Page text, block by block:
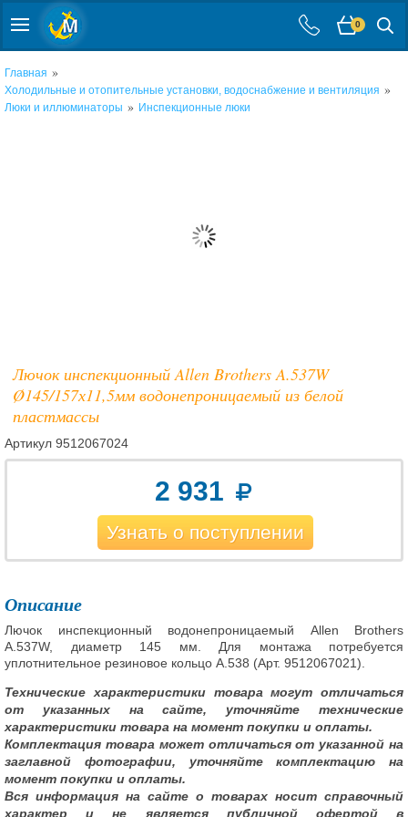
0
Главная »
Холодильные и отопительные установки, водоснабжение и вентиляция »
Люки и иллюминаторы » Инспекционные люки
Лючок инспекционный Allen Brothers A.537W
Ø145/157х11,5мм водонепроницаемый из белой
пластмассы
Артикул 9512067024
2 931
Узнать о поступлении
Описание
Лючок инспекционный водонепроницаемый Allen Brothers
A.537W, диаметр 145 мм. Для монтажа потребуется
уплотнительное резиновое кольцо A.538 (Арт. 9512067021).
Технические характеристики товара могут отличаться
от указанных на сайте, уточняйте технические
характеристики товара на момент покупки и оплаты.
Комплектация товара может отличаться от указанной на
заглавной фотографии, уточняйте комплектацию на
момент покупки и оплаты.
Вся информация на сайте о товарах носит справочный
характер и не является публичной офертой в